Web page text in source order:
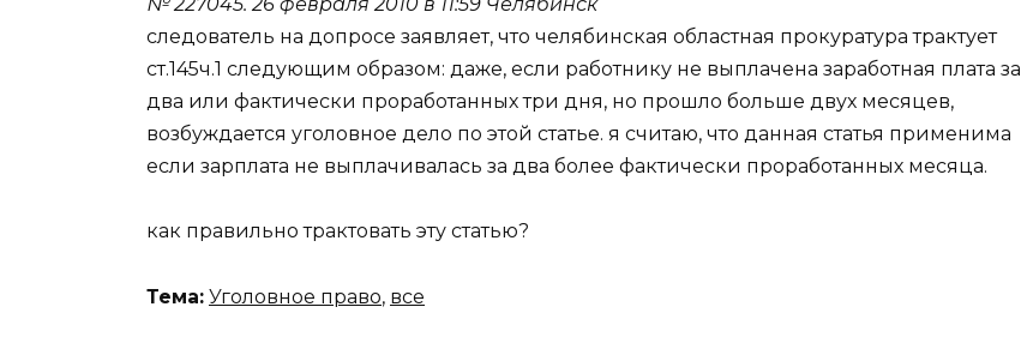
следователь на допросе заявляет, что челябинская областная прокуратура трактует
ст.145ч.1 следующим образом: даже, если работнику не выплачена заработная плата за
два или фактически проработанных три дня, но прошло больше двух месяцев,
возбуждается уголовное дело по этой статье. я считаю, что данная статья применима
если зарплата не выплачивалась за два более фактически проработанных месяца.
как правильно трактовать эту статью?
Тема: Уголовное право, все